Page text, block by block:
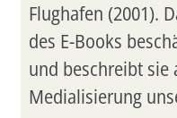
Flughafen (2001).
des E-Books
und beschreibt sie
Medialisierung